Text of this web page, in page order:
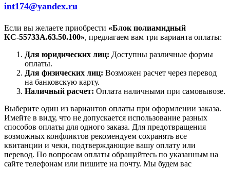
int174@yandex.ru
Если вы желаете приобрести «Блок полиамидный
КС-55733А.63.50.100», предлагаем вам три варианта оплаты:
Для юридических лиц: Доступны различные формы
оплаты.
Для физических лиц: Возможен расчет через перевод
на банковскую карту.
Наличный расчет: Оплата наличными при самовывозе.
Выберите один из вариантов оплаты при оформлении заказа.
Имейте в виду, что не допускается использование разных
способов оплаты для одного заказа. Для предотвращения
возможных конфликтов рекомендуем сохранять все
квитанции и чеки, подтверждающие вашу оплату или
перевод. По вопросам оплаты обращайтесь по указанным на
сайте телефонам или пишите на почту. Мы будем вас